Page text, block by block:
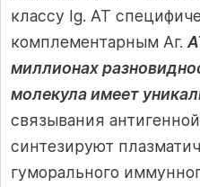
классу Ig. АТ
комплементарным Аг.
миллионах
молекула имеет
связывания
синтезируют
гуморального